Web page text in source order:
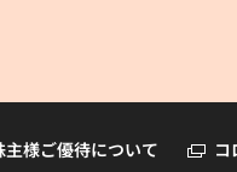
主様ご優待について